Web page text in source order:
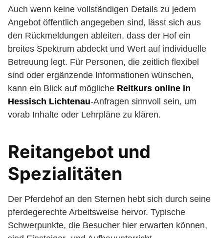
Auch wenn keine vollständigen Details zu jedem
Angebot öffentlich angegeben sind, lässt sich aus
den Rückmeldungen ableiten, dass der Hof ein
breites Spektrum abdeckt und Wert auf individuelle
Betreuung legt. Für Personen, die zeitlich flexibel
sind oder ergänzende Informationen wünschen,
kann ein Blick auf mögliche Reitkurs online in
Hessisch Lichtenau-Anfragen sinnvoll sein, um
vorab Inhalte oder Lehrpläne zu klären.
Reitangebot und
Spezialitäten
Der Pferdehof an den Sternen hebt sich durch seine
pferdegerechte Arbeitsweise hervor. Typische
Schwerpunkte, die Besucher hier erwarten können,